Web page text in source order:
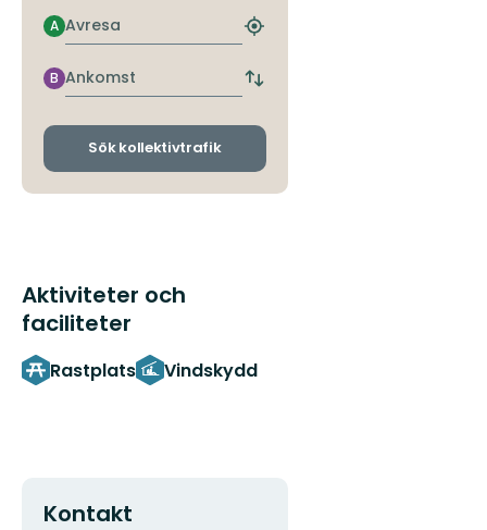
Avresa
A
Hitta
hållplats
Ankomst
B
Byt
och
Sök kollektivtrafik
Aktiviteter och
faciliteter
Rastplats Vindskydd
Kontakt